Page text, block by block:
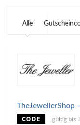
Alle
TheJewellerShop
CODE gültig bis